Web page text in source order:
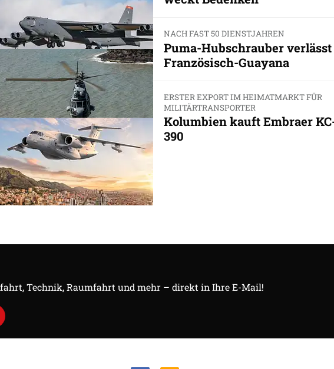
NACH FAST 50 DIENSTJAHREN
Puma-Hubschrauber verlässt
Französisch-Guayana
ERSTER EXPORT IM HEIMATMARKT FÜR
MILITÄRTRANSPORTER
Kolumbien kauft Embraer
390
Technik, Raumfahrt und mehr – direkt in Ihre E-Mail!